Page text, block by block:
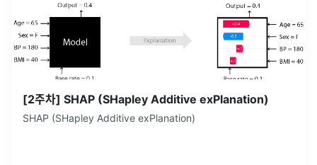
[2주차] SHAP (SHapley Additive exPlanation)
SHAP (SHapley Additive exPlanation)